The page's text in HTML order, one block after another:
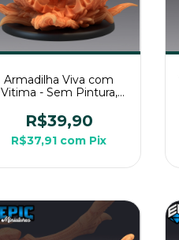
Armadilha Viva com
Vitima - Sem Pintura,
Para RPG de Mesa
R$39,90
R$37,91 com Pix